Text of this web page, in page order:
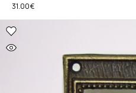
31.00€